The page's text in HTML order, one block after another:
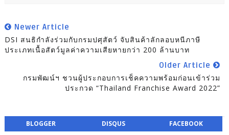
Newer Article
DSI สนธิกำลังร่วมกับกรมปศุสัตว์ จับสินค้าลักลอบหนีภาษี
ประเภทเนื้อสัตว์มูลค่าความเสียหายกว่า 200 ล้านบาท
Older Article
กรมพัฒน์ฯ ชวนผู้ประกอบการเช็คความพร้อมก่อนเข้าร่วม
ประกวด “Thailand Franchise Award 2022”
BLOGGER DISQUS FACEBOOK